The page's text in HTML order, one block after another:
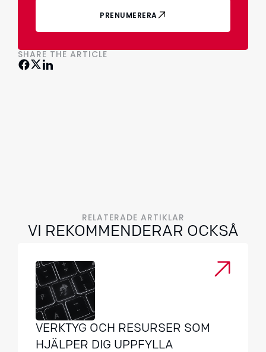
PRENUMERERA
SHARE THE ARTICLE
RELATERADE ARTIKLAR
VI REKOMMENDERAR OCKSÅ
VERKTYG OCH RESURSER SOM
HJÄLPER DIG UPPFYLLA